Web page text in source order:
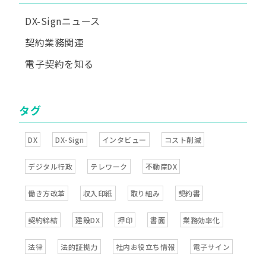
DX-Signニュース
契約業務関連
電子契約を知る
タグ
DX DX-Sign インタビュー コスト削減
デジタル行政 テレワーク 不動産DX
働き方改革 収入印紙 取り組み 契約書
契約締結 建設DX 押印 書面 業務効率化
法律 法的証拠力 社内お役立ち情報 電子サイン